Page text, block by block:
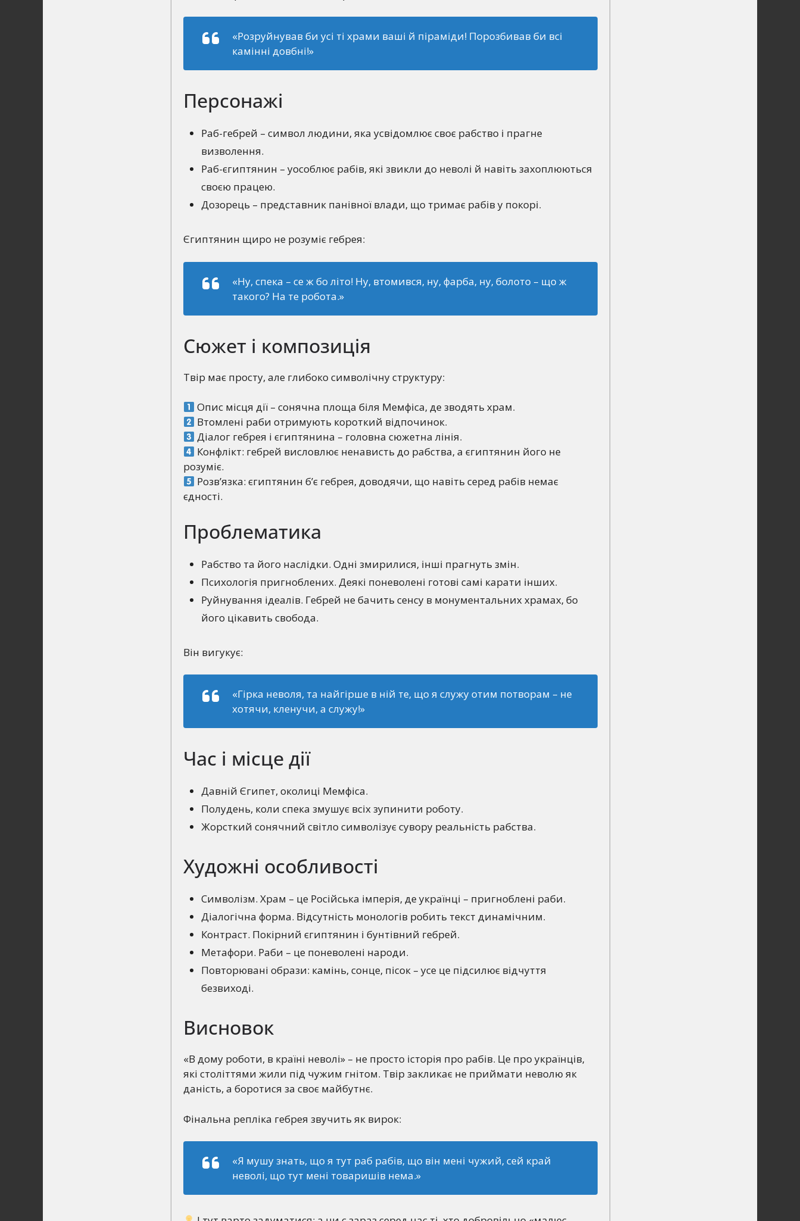
«Розруйнував би усі ті храми ваші й піраміди! Порозбивав би всі
камінні довбні!»
Персонажі
Раб-гебрей – символ людини, яка усвідомлює своє рабство і прагне
визволення.
Раб-єгиптянин – уособлює рабів, які звикли до неволі й навіть захоплюються
своєю працею.
Дозорець – представник панівної влади, що тримає рабів у покорі.
Єгиптянин щиро не розуміє гебрея:
«Ну, спека – се ж бо літо! Ну, втомився, ну, фарба, ну, болото – що ж
такого? На те робота.»
Сюжет і композиція
Твір має просту, але глибоко символічну структуру:
Опис місця дії – сонячна площа біля Мемфіса, де зводять храм.
Втомлені раби отримують короткий відпочинок.
Діалог гебрея і єгиптянина – головна сюжетна лінія.
Конфлікт: гебрей висловлює ненависть до рабства, а єгиптянин його не
розуміє.
Розв’язка: єгиптянин б’є гебрея, доводячи, що навіть серед рабів немає
єдності.
Проблематика
Рабство та його наслідки. Одні змирилися, інші прагнуть змін.
Психологія пригноблених. Деякі поневолені готові самі карати інших.
Руйнування ідеалів. Гебрей не бачить сенсу в монументальних храмах, бо
його цікавить свобода.
Він вигукує:
«Гірка неволя, та найгірше в ній те, що я служу отим потворам – не
хотячи, кленучи, а служу!»
Час і місце дії
Давній Єгипет, околиці Мемфіса.
Полудень, коли спека змушує всіх зупинити роботу.
Жорсткий сонячний світло символізує сувору реальність рабства.
Художні особливості
Символізм. Храм – це Російська імперія, де українці – пригноблені раби.
Діалогічна форма. Відсутність монологів робить текст динамічним.
Контраст. Покірний єгиптянин і бунтівний гебрей.
Метафори. Раби – це поневолені народи.
Повторювані образи: камінь, сонце, пісок – усе це підсилює відчуття
безвиході.
Висновок
«В дому роботи, в країні неволі» – не просто історія про рабів. Це про українців,
які століттями жили під чужим гнітом. Твір закликає не приймати неволю як
даність, а боротися за своє майбутнє.
Фінальна репліка гебрея звучить як вирок:
«Я мушу знать, що я тут раб рабів, що він мені чужий, сей край
неволі, що тут мені товаришів нема.»